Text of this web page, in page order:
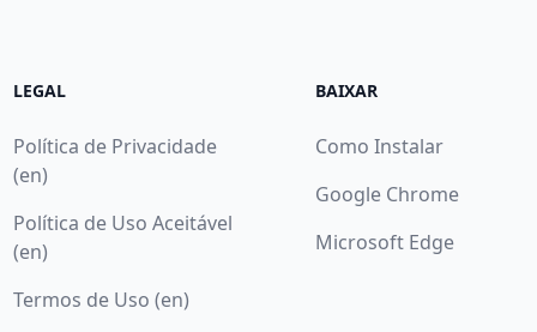
LEGAL
Política de Privacidade
(en)
Política de Uso Aceitável
(en)
Termos de Uso (en)
BAIXAR
Como Instalar
Google Chrome
Microsoft Edge